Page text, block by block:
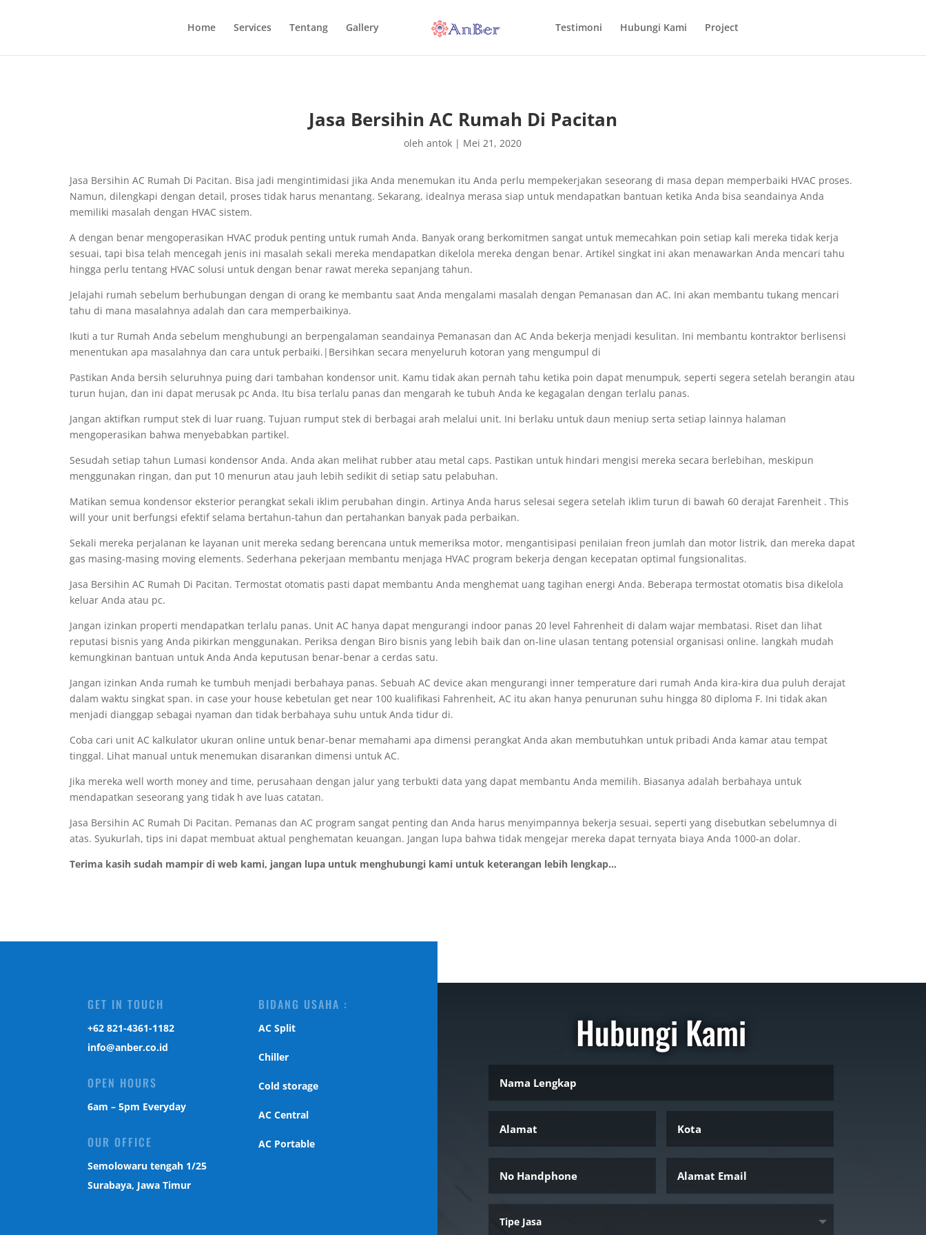
Home Services Tentang Gallery Testimoni Hubungi Kami Project
Jasa Bersihin AC Rumah Di Pacitan
olehantok | Mei 21, 2020
Jasa Bersihin AC Rumah Di Pacitan. Bisa jadi mengintimidasi jika Anda menemukan itu Anda perlu mempekerjakan seseorang di masa depan memperbaiki HVAC proses.
Namun, dilengkapi dengan detail, proses tidak harus menantang. Sekarang, idealnya merasa siap untuk mendapatkan bantuan ketika Anda bisa seandainya Anda
memiliki masalah dengan HVAC sistem.
A dengan benar mengoperasikan HVAC produk penting untuk rumah Anda. Banyak orang berkomitmen sangat untuk memecahkan poin setiap kali mereka tidak kerja
sesuai, tapi bisa telah mencegah jenis ini masalah sekali mereka mendapatkan dikelola mereka dengan benar. Artikel singkat ini akan menawarkan Anda mencari tahu
hingga perlu tentang HVAC solusi untuk dengan benar rawat mereka sepanjang tahun.
Jelajahi rumah sebelum berhubungan dengan di orang ke membantu saat Anda mengalami masalah dengan Pemanasan dan AC. Ini akan membantu tukang mencari
tahu di mana masalahnya adalah dan cara memperbaikinya.
Ikuti a tur Rumah Anda sebelum menghubungi an berpengalaman seandainya Pemanasan dan AC Anda bekerja menjadi kesulitan. Ini membantu kontraktor berlisensi
menentukan apa masalahnya dan cara untuk perbaiki.|Bersihkan secara menyeluruh kotoran yang mengumpul di
Pastikan Anda bersih seluruhnya puing dari tambahan kondensor unit. Kamu tidak akan pernah tahu ketika poin dapat menumpuk, seperti segera setelah berangin atau
turun hujan, dan ini dapat merusak pc Anda. Itu bisa terlalu panas dan mengarah ke tubuh Anda ke kegagalan dengan terlalu panas.
Jangan aktifkan rumput stek di luar ruang. Tujuan rumput stek di berbagai arah melalui unit. Ini berlaku untuk daun meniup serta setiap lainnya halaman
mengoperasikan bahwa menyebabkan partikel.
Sesudah setiap tahun Lumasi kondensor Anda. Anda akan melihat rubber atau metal caps. Pastikan untuk hindari mengisi mereka secara berlebihan, meskipun
menggunakan ringan, dan put 10 menurun atau jauh lebih sedikit di setiap satu pelabuhan.
Matikan semua kondensor eksterior perangkat sekali iklim perubahan dingin. Artinya Anda harus selesai segera setelah iklim turun di bawah 60 derajat Farenheit . This
will your unit berfungsi efektif selama bertahun-tahun dan pertahankan banyak pada perbaikan.
Sekali mereka perjalanan ke layanan unit mereka sedang berencana untuk memeriksa motor, mengantisipasi penilaian freon jumlah dan motor listrik, dan mereka dapat
gas masing-masing moving elements. Sederhana pekerjaan membantu menjaga HVAC program bekerja dengan kecepatan optimal fungsionalitas.
Jasa Bersihin AC Rumah Di Pacitan. Termostat otomatis pasti dapat membantu Anda menghemat uang tagihan energi Anda. Beberapa termostat otomatis bisa dikelola
keluar Anda atau pc.
Jangan izinkan properti mendapatkan terlalu panas. Unit AC hanya dapat mengurangi indoor panas 20 level Fahrenheit di dalam wajar membatasi. Riset dan lihat
reputasi bisnis yang Anda pikirkan menggunakan. Periksa dengan Biro bisnis yang lebih baik dan on-line ulasan tentang potensial organisasi online. langkah mudah
kemungkinan bantuan untuk Anda Anda keputusan benar-benar a cerdas satu.
Jangan izinkan Anda rumah ke tumbuh menjadi berbahaya panas. Sebuah AC device akan mengurangi inner temperature dari rumah Anda kira-kira dua puluh derajat
dalam waktu singkat span. in case your house kebetulan get near 100 kualifikasi Fahrenheit, AC itu akan hanya penurunan suhu hingga 80 diploma F. Ini tidak akan
menjadi dianggap sebagai nyaman dan tidak berbahaya suhu untuk Anda tidur di.
Coba cari unit AC kalkulator ukuran online untuk benar-benar memahami apa dimensi perangkat Anda akan membutuhkan untuk pribadi Anda kamar atau tempat
tinggal. Lihat manual untuk menemukan disarankan dimensi untuk AC.
Jika mereka well worth money and time, perusahaan dengan jalur yang terbukti data yang dapat membantu Anda memilih. Biasanya adalah berbahaya untuk
mendapatkan seseorang yang tidak h ave luas catatan.
Jasa Bersihin AC Rumah Di Pacitan. Pemanas dan AC program sangat penting dan Anda harus menyimpannya bekerja sesuai, seperti yang disebutkan sebelumnya di
atas. Syukurlah, tips ini dapat membuat aktual penghematan keuangan. Jangan lupa bahwa tidak mengejar mereka dapat ternyata biaya Anda 1000-an dolar.
Terima kasih sudah mampir di web kami, jangan lupa untuk menghubungi kami untuk keterangan lebih lengkap...
GET IN TOUCH
‎+62 821-4361-1182
info@anber.co.id
OPEN HOURS
6am – 5pm Everyday
OUR OFFICE
Semolowaru tengah 1/25
Surabaya, Jawa Timur
BIDANG USAHA :
AC Split
Chiller
Cold storage
AC Central
AC Portable
Hubungi Kami